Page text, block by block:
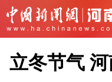
立冬节气